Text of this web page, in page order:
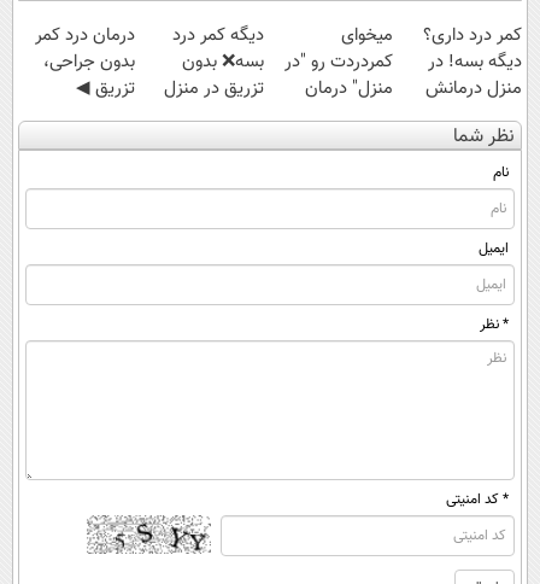
کمر درد داری؟
دیگه بسه! در
منزل درمانش
کن
(◀پرسش‌نامه)
میخوای
کمردردت رو "در
منزل" درمان
کنی؟ (◂فیلم +
◂پرسش‌نامه)
دیگه کمر درد
بسه❌ بدون
تزریق در منزل
درمانش کن✅
◀پرسش‌نامه پر
درمان درد کمر
بدون جراحی،
تزریق ◀
پرسش‌نامه رو پر
کن ▶
نظر شما
نام
ایمیل
* نظر
* کد امنیتی